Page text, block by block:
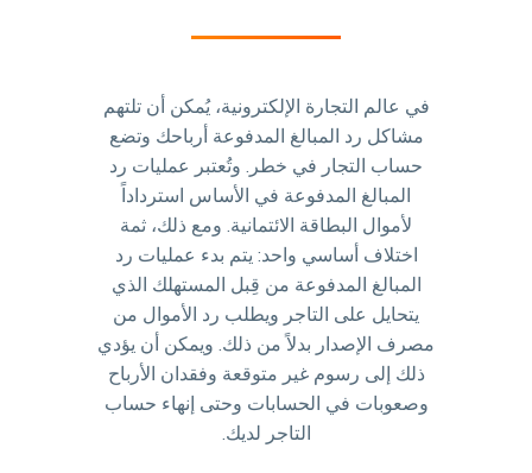
في عالم التجارة الإلكترونية، يُمكن أن تلتهم
مشاكل رد المبالغ المدفوعة أرباحك وتضع
حساب التجار في خطر. وتُعتبر عمليات رد
المبالغ المدفوعة في الأساس استرداداً
لأموال البطاقة الائتمانية. ومع ذلك، ثمة
اختلاف أساسي واحد: يتم بدء عمليات رد
المبالغ المدفوعة من قِبل المستهلك الذي
يتحايل على التاجر ويطلب رد الأموال من
مصرف الإصدار بدلاً من ذلك. ويمكن أن يؤدي
ذلك إلى رسوم غير متوقعة وفقدان الأرباح
وصعوبات في الحسابات وحتى إنهاء حساب
التاجر لديك.